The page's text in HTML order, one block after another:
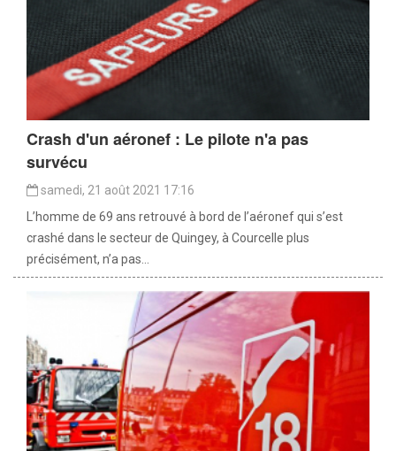
Crash d'un aéronef : Le pilote n'a pas
survécu
samedi, 21 août 2021 17:16
L’homme de 69 ans retrouvé à bord de l’aéronef qui s’est
crashé dans le secteur de Quingey, à Courcelle plus
précisément, n’a pas...